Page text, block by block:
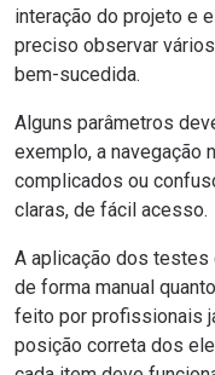
interação do projeto e
preciso observar
bem-sucedida.
Alguns parâmetros
exemplo, a navegação
complicados ou
claras, de fácil acesso.
A aplicação dos testes
de forma manual
feito por profissionais
posição correta dos